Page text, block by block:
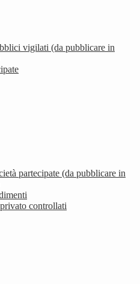
vigilati (da pubblicare in
partecipate (da pubblicare in
controllati